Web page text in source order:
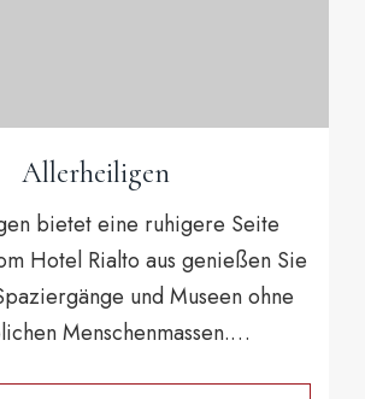
Allerheiligen
bietet eine ruhigere Seite
Hotel Rialto aus genießen Sie
und Museen ohne
Menschenmassen.…